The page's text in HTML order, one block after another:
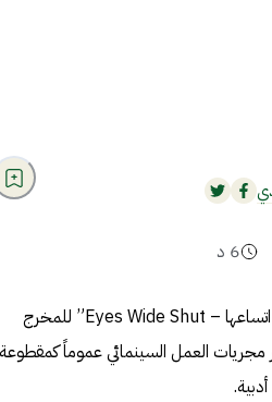
6 د
يجسد فيلم “عيون مغلقة على اتساعها – Eyes Wide Shut” للمخرج
العمل السينمائي عموماً كمقطوعة